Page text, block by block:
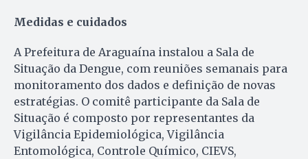
Medidas e cuidados
A Prefeitura de Araguaína instalou a Sala de
Situação da Dengue, com reuniões semanais para
monitoramento dos dados e definição de novas
estratégias. O comitê participante da Sala de
Situação é composto por representantes da
Vigilância Epidemiológica, Vigilância
Entomológica, Controle Químico, CIEVS,